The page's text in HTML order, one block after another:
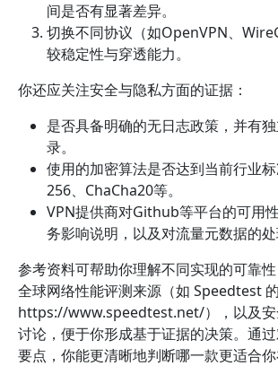
间是否有显著差异。
切换不同协议（如OpenVPN、
较稳定性与穿透能力。
你还应关注安全与隐私方面的证据：
是否具备明确的无日志政策，并有
录。
使用的加密算法是否达到当前行业
256、ChaCha20等。
VPN提供商对Github等平台的可用
务影响说明，以及对流量元数据的处
参考资料可帮助你理解不同实现的可靠
全球网络性能评测来源（如 Speedtest
https://www.speedtest.net/），以及安
讨论，便于你形成基于证据的决策。通
要点，你能更清晰地判断哪一款更适合